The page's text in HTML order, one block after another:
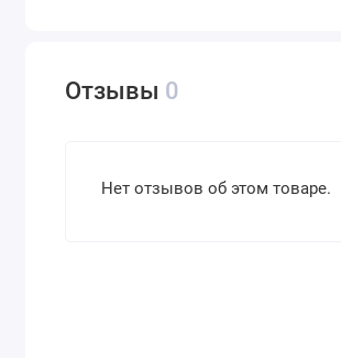
Отзывы 0
Нет отзывов об этом товаре.